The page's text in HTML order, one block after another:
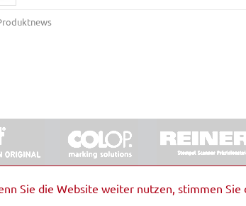
Sie die Website weiter nutzen, stimmen Sie
& Schilder RUDOLF SCHMORRDE GmbH & Co. KG